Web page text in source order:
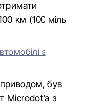
км (100 міль
з
приводом, був
Microdot’а з